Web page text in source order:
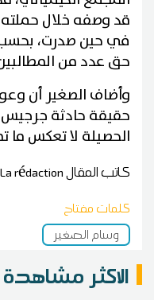
قد وصفه خلال حملته
في حين صدرت،
حق عدد من
وأضاف الصغير أن
حقيقة حادثة
الحصيلة لا تعكس ما
كاتب المقالLa rédaction
كلمات مفتاح
وسام الصغير
الاكثر مشاهدة